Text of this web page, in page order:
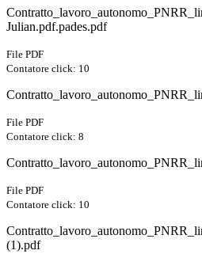
Julian.pdf.pades.pdf
File PDF
Contatore click: 10
File PDF
Contatore click: 8
File PDF
Contatore click: 10
(1).pdf